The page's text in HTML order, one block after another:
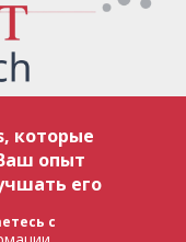
авторском праве и
использование
В случае полного
rusaccent.ch,
заимствованный
rusaccent.ch, являются
частичное
которые
опыт
его
с